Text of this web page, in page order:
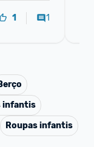
1 1
infantis
Roupas infantis